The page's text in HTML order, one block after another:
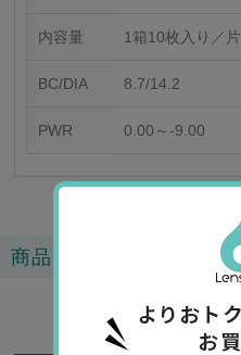
内容量 1箱10枚入り／
BC/DIA 8.7/14.2
PWR 0.00～-9.00
商品レビュー